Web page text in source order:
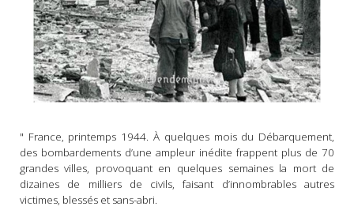
" France, printemps 1944. À quelques mois du Débarquement,
des bombardements d’une ampleur inédite frappent plus de 70
grandes villes, provoquant en quelques semaines la mort de
dizaines de milliers de civils, faisant d’innombrables autres
victimes, blessés et sans-abri.